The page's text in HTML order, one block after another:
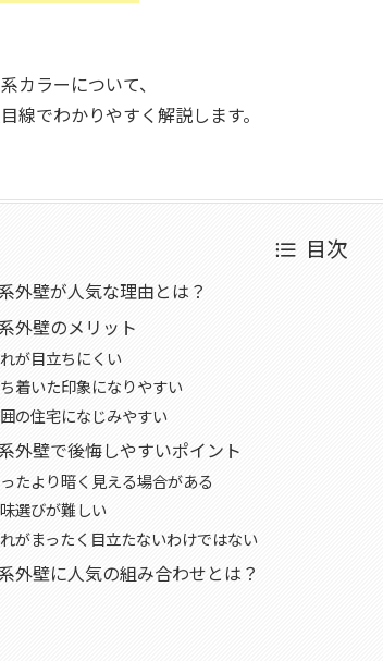
カラーについて、
線でわかりやすく解説します。
目次
外壁が人気な理由とは？
外壁のメリット
が目立ちにくい
着いた印象になりやすい
の住宅になじみやすい
外壁で後悔しやすいポイント
たより暗く見える場合がある
選びが難しい
がまったく目立たないわけではない
外壁に人気の組み合わせとは？